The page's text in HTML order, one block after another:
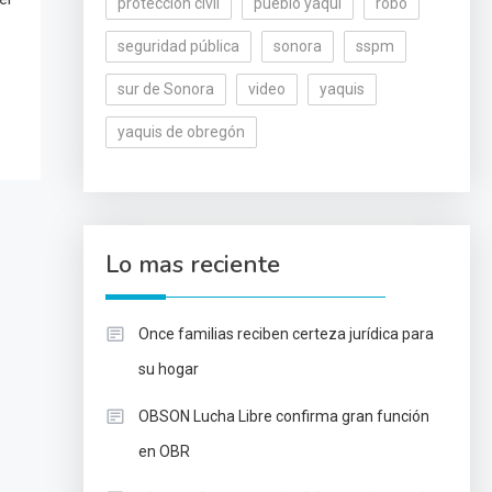
seguridad pública sonora sspm
sur de Sonora video yaquis
yaquis de obregón
Lo mas reciente
Once familias reciben certeza jurídica para
su hogar
OBSON Lucha Libre confirma gran función
en OBR